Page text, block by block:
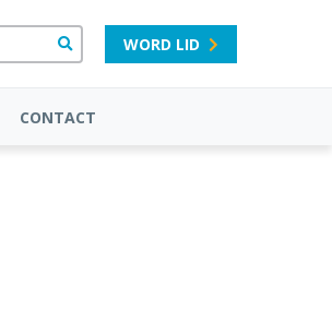
WORD LID
CONTACT